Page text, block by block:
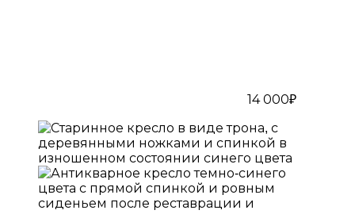
14 000₽